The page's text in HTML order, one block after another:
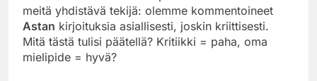
meitä yhdistävä tekijä: olemme kommentoineet
Astan kirjoituksia asiallisesti, joskin kriittisesti.
Mitä tästä tulisi päätellä? Kritiikki = paha, oma
mielipide = hyvä?